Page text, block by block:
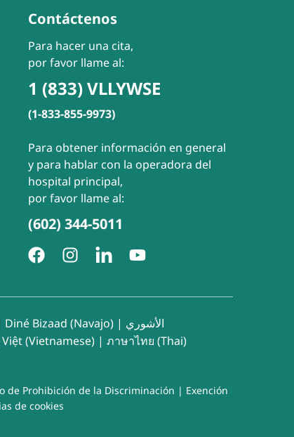
Contáctenos
Para hacer una cita,
por favor llame al:
1 (833) VLLYWSE
(1-833-855-9973)
Para obtener información en general
y para hablar con la operadora del
hospital principal,
por favor llame al:
(602) 344-5011
Diné Bizaad (Navajo) | الأشوري
(Vietnamese) | ภาษาไทย (Thai)
de Prohibición de la Discriminación | Exención
de cookies